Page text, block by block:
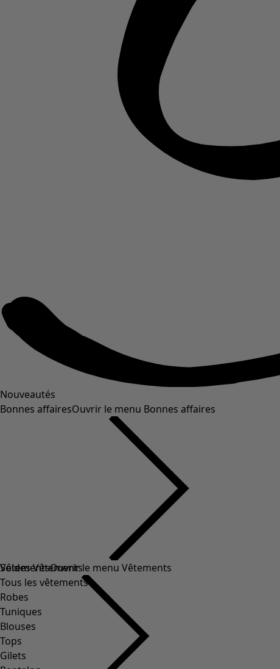
Nouveautés
Bonnes affairesOuvrir le menu Bonnes affaires
Soldes Vêtements
Tous les vêtements
Robes
Tuniques
Blouses
Tops
Gilets
VêtementsOuvrir le menu Vêtements